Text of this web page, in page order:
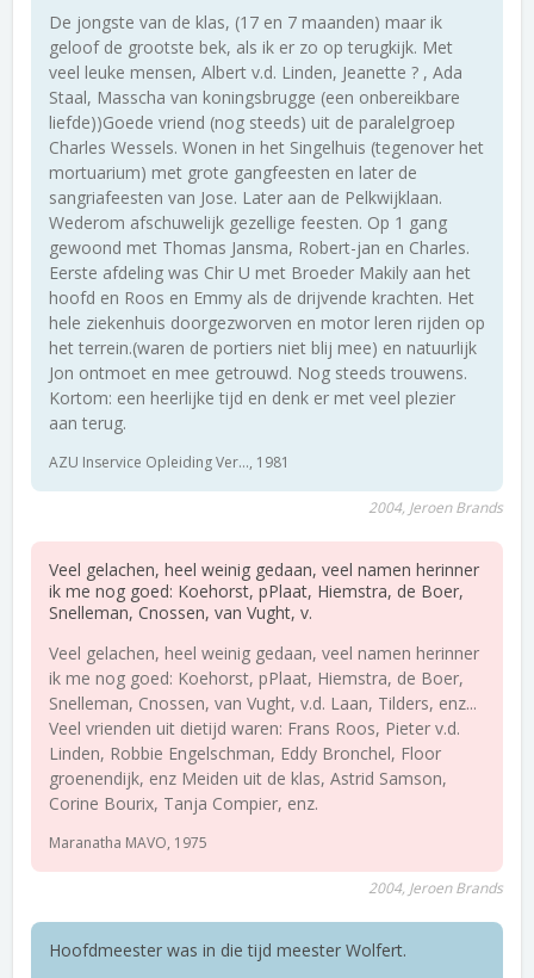
De jongste van de klas, (17 en 7 maanden) maar ik
geloof de grootste bek, als ik er zo op terugkijk. Met
veel leuke mensen, Albert v.d. Linden, Jeanette ? , Ada
Staal, Masscha van koningsbrugge (een onbereikbare
liefde))Goede vriend (nog steeds) uit de paralelgroep
Charles Wessels. Wonen in het Singelhuis (tegenover het
mortuarium) met grote gangfeesten en later de
sangriafeesten van Jose. Later aan de Pelkwijklaan.
Wederom afschuwelijk gezellige feesten. Op 1 gang
gewoond met Thomas Jansma, Robert-jan en Charles.
Eerste afdeling was Chir U met Broeder Makily aan het
hoofd en Roos en Emmy als de drijvende krachten. Het
hele ziekenhuis doorgezworven en motor leren rijden op
het terrein.(waren de portiers niet blij mee) en natuurlijk
Jon ontmoet en mee getrouwd. Nog steeds trouwens.
Kortom: een heerlijke tijd en denk er met veel plezier
aan terug.
AZU Inservice Opleiding Ver..., 1981
2004, Jeroen Brands
Veel gelachen, heel weinig gedaan, veel namen herinner
ik me nog goed: Koehorst, pPlaat, Hiemstra, de Boer,
Snelleman, Cnossen, van Vught, v.
Veel gelachen, heel weinig gedaan, veel namen herinner
ik me nog goed: Koehorst, pPlaat, Hiemstra, de Boer,
Snelleman, Cnossen, van Vught, v.d. Laan, Tilders, enz...
Veel vrienden uit dietijd waren: Frans Roos, Pieter v.d.
Linden, Robbie Engelschman, Eddy Bronchel, Floor
groenendijk, enz Meiden uit de klas, Astrid Samson,
Corine Bourix, Tanja Compier, enz.
Maranatha MAVO, 1975
2004, Jeroen Brands
Hoofdmeester was in die tijd meester Wolfert.